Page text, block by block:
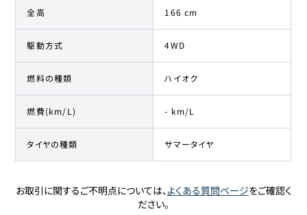
全高 166 cm
駆動方式 4WD
燃料の種類 ハイオク
燃費(km/L) - km/L
タイヤの種類 サマータイヤ
お取引に関するご不明点については、よくある質問ページをご確認く
ださい。